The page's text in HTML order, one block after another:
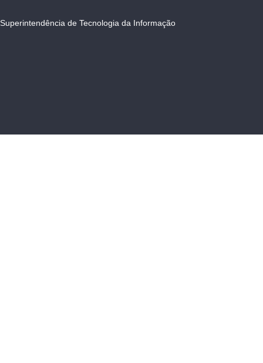
Superintendência de Tecnologia da Informação